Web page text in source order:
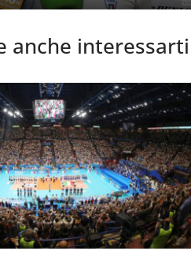
anche interessarti